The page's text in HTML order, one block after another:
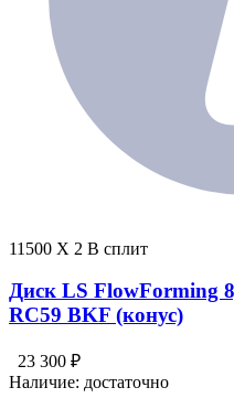
11500 X 2 В сплит
Диск LS FlowForming
RC59 BKF (конус)
23 300 ₽
Наличие: достаточно